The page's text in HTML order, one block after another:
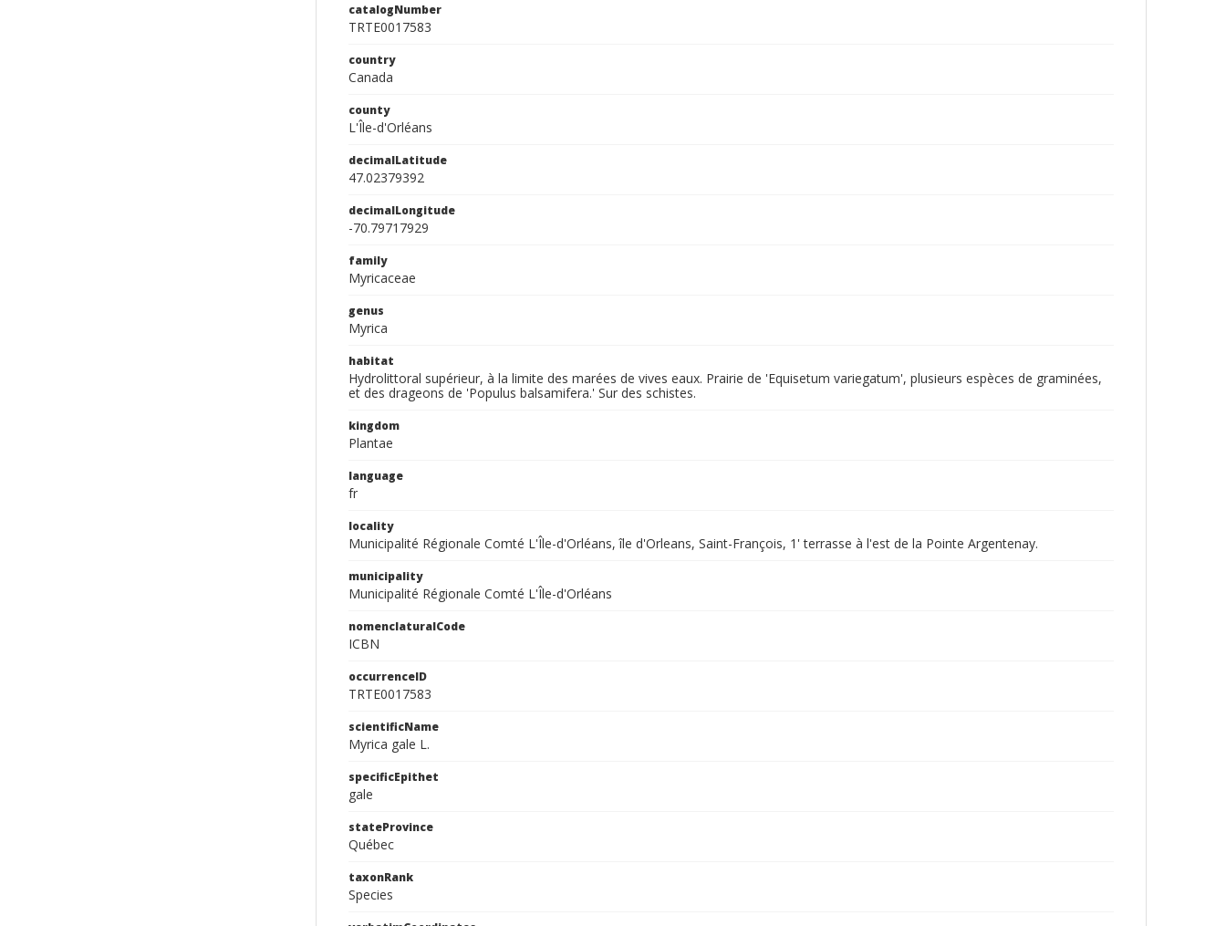
catalogNumber
TRTE0017583
country
Canada
county
L'Île-d'Orléans
decimalLatitude
47.02379392
decimalLongitude
-70.79717929
family
Myricaceae
genus
Myrica
habitat
Hydrolittoral supérieur, à la limite des marées de vives eaux. Prairie de 'Equisetum variegatum', plusieurs espèces de graminées,
et des drageons de 'Populus balsamifera.' Sur des schistes.
kingdom
Plantae
language
fr
locality
Municipalité Régionale Comté L'Île-d'Orléans, île d'Orleans, Saint-François, 1' terrasse à l'est de la Pointe Argentenay.
municipality
Municipalité Régionale Comté L'Île-d'Orléans
nomenclaturalCode
ICBN
occurrenceID
TRTE0017583
scientificName
Myrica gale L.
specificEpithet
gale
stateProvince
Québec
taxonRank
Species